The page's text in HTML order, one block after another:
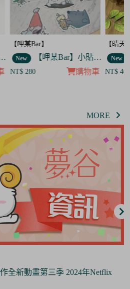
】舉杯歐告款 飯友
【呷某Bar】
New 【呷某Bar】小貼紙 7入套組
NT$ 280 購物車
【晴天
New
NT$
MORE
全新動畫第三季 2024年Netflix